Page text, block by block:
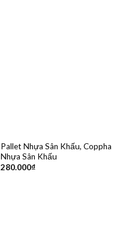
Pallet Nhựa Sân Khấu, Coppha
Nhựa Sân Khấu
280.000₫